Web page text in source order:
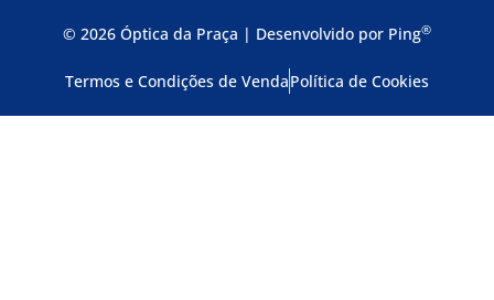
© 2026 Óptica da Praça | Desenvolvido por Ping®
Termos e Condições de VendaPolítica de Cookies